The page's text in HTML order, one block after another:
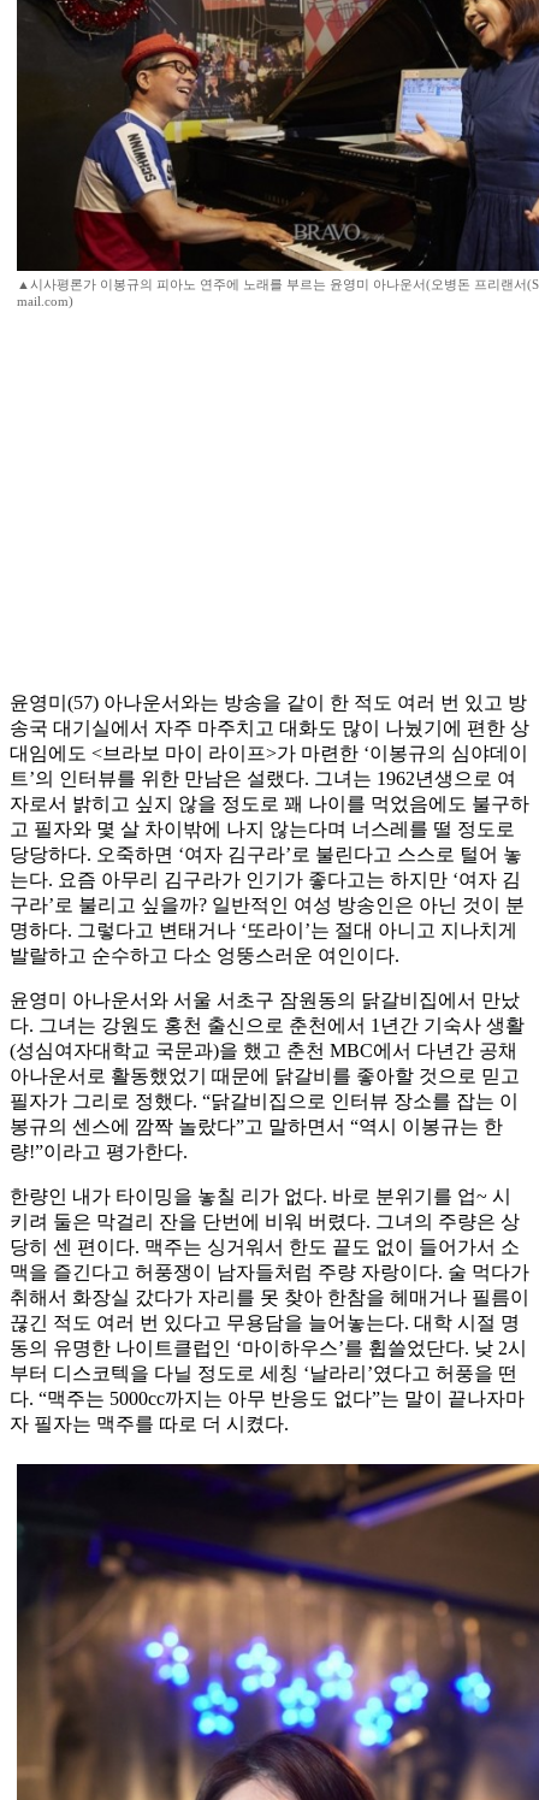
▲시사평론가 이봉규의 피아노 연주에 노래를 부르는 윤영미 아나운서(오병돈 프리랜서
mail.com)
윤영미(57) 아나운서와는 방송을 같이 한 적도 여러 번 있고 방
송국 대기실에서 자주 마주치고 대화도 많이 나눴기에 편한 상
대임에도 <브라보 마이 라이프>가 마련한 ‘이봉규의 심야데이
트’의 인터뷰를 위한 만남은 설랬다. 그녀는 1962년생으로 여
자로서 밝히고 싶지 않을 정도로 꽤 나이를 먹었음에도 불구하
고 필자와 몇 살 차이밖에 나지 않는다며 너스레를 떨 정도로
당당하다. 오죽하면 ‘여자 김구라’로 불린다고 스스로 털어 놓
는다. 요즘 아무리 김구라가 인기가 좋다고는 하지만 ‘여자 김
구라’로 불리고 싶을까? 일반적인 여성 방송인은 아닌 것이 분
명하다. 그렇다고 변태거나 ‘또라이’는 절대 아니고 지나치게
발랄하고 순수하고 다소 엉뚱스러운 여인이다.
윤영미 아나운서와 서울 서초구 잠원동의 닭갈비집에서 만났
다. 그녀는 강원도 홍천 출신으로 춘천에서 1년간 기숙사 생활
(성심여자대학교 국문과)을 했고 춘천 MBC에서 다년간 공채
아나운서로 활동했었기 때문에 닭갈비를 좋아할 것으로 믿고
필자가 그리로 정했다. “닭갈비집으로 인터뷰 장소를 잡는 이
봉규의 센스에 깜짝 놀랐다”고 말하면서 “역시 이봉규는 한
량!”이라고 평가한다.
한량인 내가 타이밍을 놓칠 리가 없다. 바로 분위기를 업~ 시
키려 둘은 막걸리 잔을 단번에 비워 버렸다. 그녀의 주량은 상
당히 센 편이다. 맥주는 싱거워서 한도 끝도 없이 들어가서 소
맥을 즐긴다고 허풍쟁이 남자들처럼 주량 자랑이다. 술 먹다가
취해서 화장실 갔다가 자리를 못 찾아 한참을 헤매거나 필름이
끊긴 적도 여러 번 있다고 무용담을 늘어놓는다. 대학 시절 명
동의 유명한 나이트클럽인 ‘마이하우스’를 휩쓸었단다. 낮 2시
부터 디스코텍을 다닐 정도로 세칭 ‘날라리’였다고 허풍을 떤
다. “맥주는 5000cc까지는 아무 반응도 없다”는 말이 끝나자마
자 필자는 맥주를 따로 더 시켰다.